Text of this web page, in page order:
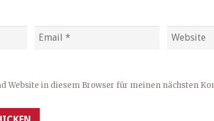
Website in diesem Browser für meinen nächsten